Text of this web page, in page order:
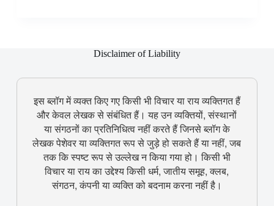
Disclaimer of Liability
इस ब्लॉग में व्यक्त किए गए किसी भी विचार या राय व्यक्तिगत हैं
और केवल लेखक से संबंधित हैं। यह उन व्यक्तियों, संस्थानों
या संगठनों का प्रतिनिधित्व नहीं करते हैं जिनसे ब्लॉग के
लेखक पेशेवर या व्यक्तिगत रूप से जुड़े हो सकते हैं या नहीं, जब
तक कि स्पष्ट रूप से उल्लेख न किया गया हो। किसी भी
विचार या राय का उद्देश्य किसी धर्म, जातीय समूह, क्लब,
संगठन, कंपनी या व्यक्ति को बदनाम करना नहीं है।